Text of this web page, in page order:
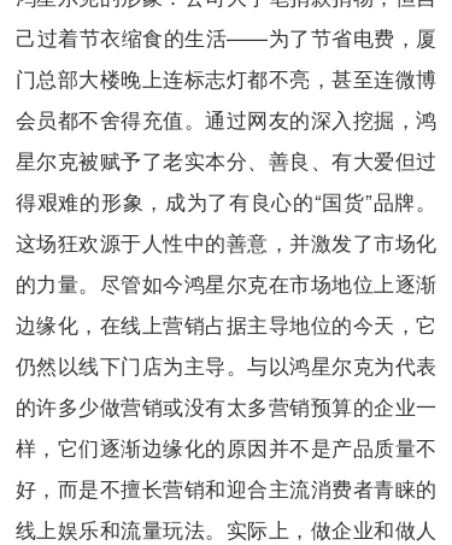
己过着节衣缩食的生活——为了节省电费，厦
门总部大楼晚上连标志灯都不亮，甚至连微博
会员都不舍得充值。通过网友的深入挖掘，鸿
星尔克被赋予了老实本分、善良、有大爱但过
得艰难的形象，成为了有良心的“国货”品牌。
这场狂欢源于人性中的善意，并激发了市场化
的力量。尽管如今鸿星尔克在市场地位上逐渐
边缘化，在线上营销占据主导地位的今天，它
仍然以线下门店为主导。与以鸿星尔克为代表
的许多少做营销或没有太多营销预算的企业一
样，它们逐渐边缘化的原因并不是产品质量不
好，而是不擅长营销和迎合主流消费者青睐的
线上娱乐和流量玩法。实际上，做企业和做人